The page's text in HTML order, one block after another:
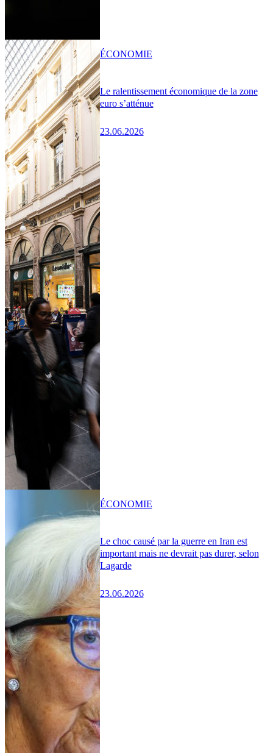
Le ralentissement économique de la zone
euro s’atténue
23.06.2026
ÉCONOMIE
Le choc causé par la guerre en Iran est
important mais ne devrait pas durer, selon
Lagarde
23.06.2026
ÉCONOMIE